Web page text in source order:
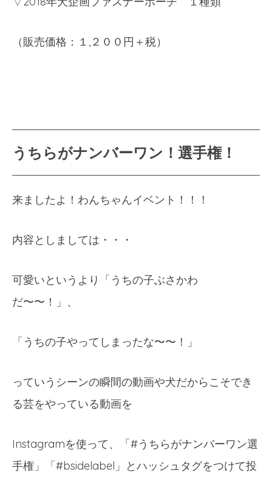
（販売価格：１,２００円＋税）
うちらがナンバーワン！選手権！
来ましたよ！わんちゃんイベント！！！
内容としましては・・・
可愛いと いうより 「うちの子ぶさかわ
だ〜〜！」、
「うちの子やってし まったな〜〜！」
っていうシーンの瞬間の動画や犬だからこそでき
る芸をやっている動画を
Instagramを使って、「#うちらがナンバーワン選
手権」「#bsidelabel」とハッシュタグをつけて投